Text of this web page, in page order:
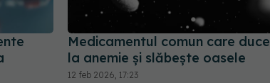
Medicamentul comun care duce
la anemie și slăbește oasele
12 feb 2026, 17:23